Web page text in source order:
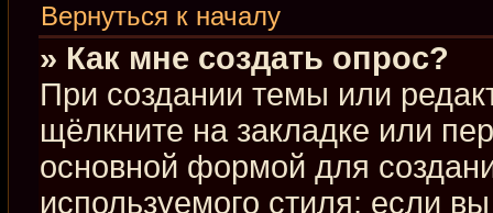
Вернуться к началу
» Как мне создать опрос?
При создании темы или
щёлкните на закладке или
основной формой для
используемого стиля; если